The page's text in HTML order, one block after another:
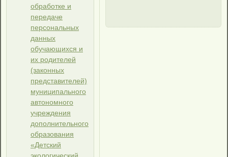
обработке и
передаче
персональных
данных
обучающихся и
их родителей
(законных
представителей)
муниципального
автономного
учреждения
дополнительного
образования
«Детский